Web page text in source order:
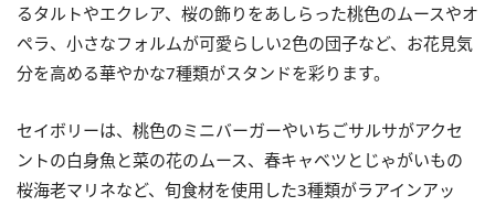
るタルトやエクレア、桜の飾りをあしらった桃色のムースやオ
ペラ、小さなフォルムが可愛らしい2色の団子など、お花見気
分を高める華やかな7種類がスタンドを彩ります。
セイボリーは、桃色のミニバーガーやいちごサルサがアクセ
ントの白身魚と菜の花のムース、春キャベツとじゃがいもの
桜海老マリネなど、旬食材を使用した3種類がラアインアッ